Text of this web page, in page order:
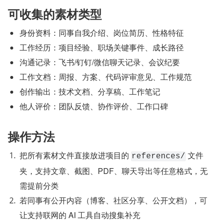
可收集的素材类型
身份资料：同事自我介绍、岗位简历、性格特征
工作经历：项目经验、职场关键事件、成长路径
沟通记录：飞书/钉钉/微信聊天记录、会议纪要
工作文档：周报、方案、代码评审意见、工作规范
创作输出：技术文档、分享稿、工作笔记
他人评价：团队反馈、协作评价、工作口碑
操作方法
把所有素材文件直接放进项目的 references/ 文件
夹，支持文章、截图、PDF、聊天导出等任意格式，无
需提前分类
若同事有公开内容（博客、社区分享、公开文档），可
让支持联网的 AI 工具自动搜集补充